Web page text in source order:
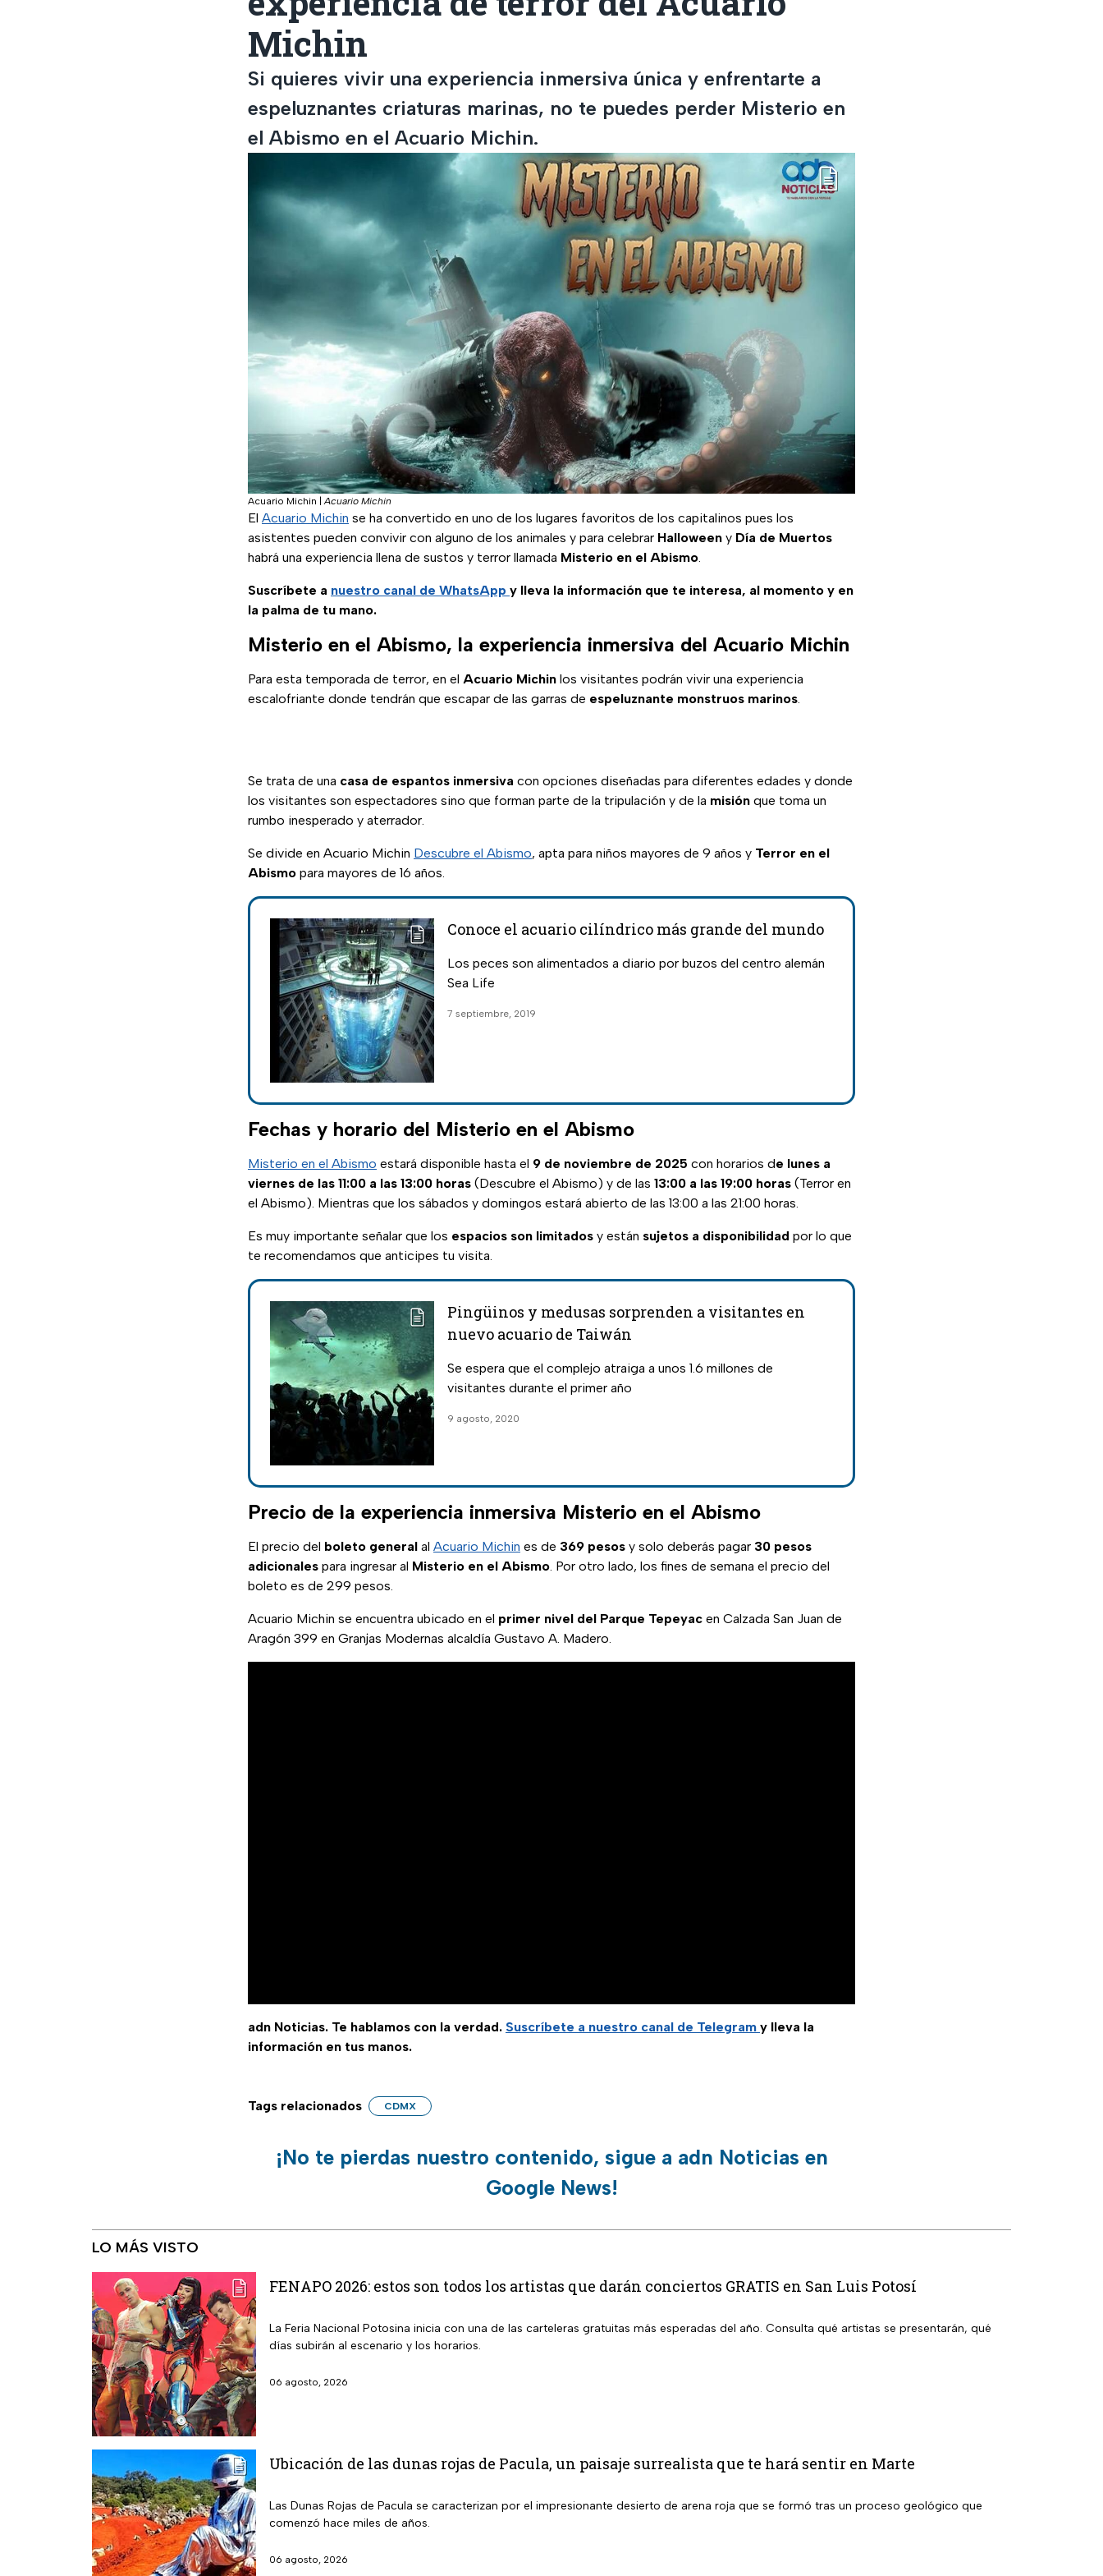
Michin
Si quieres vivir una experiencia inmersiva única y enfrentarte a
espeluznantes criaturas marinas, no te puedes perder Misterio en
el Abismo en el Acuario Michin.
Acuario Michin |Acuario Michin
El Acuario Michin se ha convertido en uno de los lugares favoritos de los capitalinos pues los
asistentes pueden convivir con alguno de los animales y para celebrar Halloween y Día de Muertos
habrá una experiencia llena de sustos y terror llamada Misterio en el Abismo.
Suscríbete a nuestro canal de WhatsApp y lleva la información que te interesa, al momento y en
la palma de tu mano.
Misterio en el Abismo, la experiencia inmersiva del Acuario Michin
Para esta temporada de terror, en el Acuario Michin los visitantes podrán vivir una experiencia
escalofriante donde tendrán que escapar de las garras de espeluznante monstruos marinos.
Se trata de una casa de espantos inmersiva con opciones diseñadas para diferentes edades y donde
los visitantes son espectadores sino que forman parte de la tripulación y de la misión que toma un
rumbo inesperado y aterrador.
Se divide en Acuario Michin Descubre el Abismo, apta para niños mayores de 9 años y Terror en el
Abismo para mayores de 16 años.
Conoce el acuario cilíndrico más grande del mundo
Los peces son alimentados a diario por buzos del centro alemán
Sea Life
7 septiembre, 2019
Fechas y horario del Misterio en el Abismo
Misterio en el Abismo estará disponible hasta el 9 de noviembre de 2025 con horarios de lunes a
viernes de las 11:00 a las 13:00 horas (Descubre el Abismo) y de las 13:00 a las 19:00 horas (Terror en
el Abismo). Mientras que los sábados y domingos estará abierto de las 13:00 a las 21:00 horas.
Es muy importante señalar que los espacios son limitados y están sujetos a disponibilidad por lo que
te recomendamos que anticipes tu visita.
Pingüinos y medusas sorprenden a visitantes en
nuevo acuario de Taiwán
Se espera que el complejo atraiga a unos 1.6 millones de
visitantes durante el primer año
9 agosto, 2020
Precio de la experiencia inmersiva Misterio en el Abismo
El precio del boleto general al Acuario Michin es de 369 pesos y solo deberás pagar 30 pesos
adicionales para ingresar al Misterio en el Abismo. Por otro lado, los fines de semana el precio del
boleto es de 299 pesos.
Acuario Michin se encuentra ubicado en el primer nivel del Parque Tepeyac en Calzada San Juan de
Aragón 399 en Granjas Modernas alcaldía Gustavo A. Madero.
adn Noticias. Te hablamos con la verdad. Suscríbete a nuestro canal de Telegram y lleva la
información en tus manos.
Tags relacionados CDMX
¡No te pierdas nuestro contenido, sigue a adn Noticias en
Google News!
LO MÁS VISTO
FENAPO 2026: estos son todos los artistas que darán conciertos GRATIS en San Luis Potosí
La Feria Nacional Potosina inicia con una de las carteleras gratuitas más esperadas del año. Consulta qué artistas se presentarán, qué
días subirán al escenario y los horarios.
06 agosto, 2026
Ubicación de las dunas rojas de Pacula, un paisaje surrealista que te hará sentir en Marte
Las Dunas Rojas de Pacula se caracterizan por el impresionante desierto de arena roja que se formó tras un proceso geológico que
comenzó hace miles de años.
06 agosto, 2026